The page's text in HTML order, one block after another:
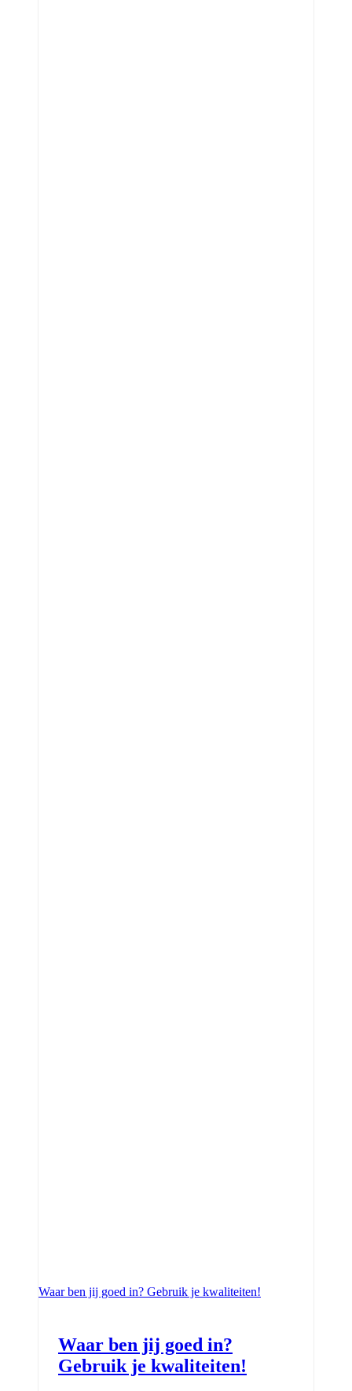
Waar ben jij goed in? Gebruik je kwaliteiten!
Waar ben jij goed in?
Gebruik je kwaliteiten!